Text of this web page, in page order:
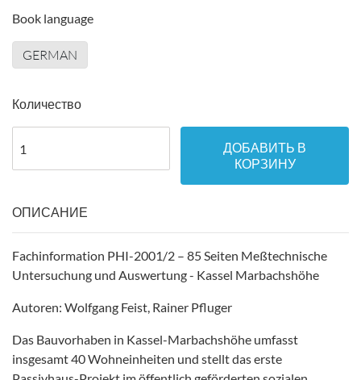
Book language
GERMAN
Количество
ДОБАВИТЬ В
КОРЗИНУ
ОПИСАНИЕ
Fachinformation PHI-2001/2 – 85 Seiten Meßtechnische
Untersuchung und Auswertung - Kassel Marbachshöhe
Autoren: Wolfgang Feist, Rainer Pfluger
Das Bauvorhaben in Kassel-Marbachshöhe umfasst
insgesamt 40 Wohneinheiten und stellt das erste